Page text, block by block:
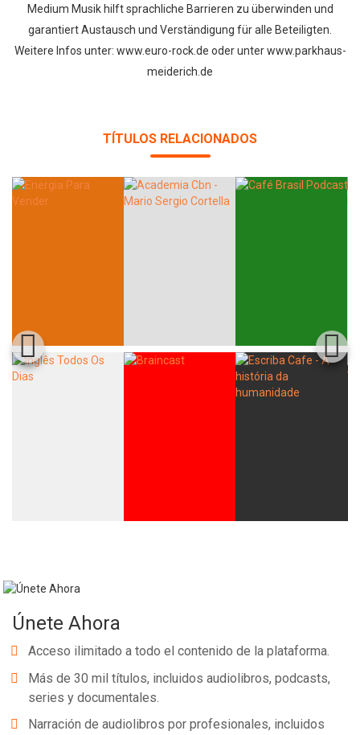
Medium Musik hilft sprachliche Barrieren zu überwinden und
garantiert Austausch und Verständigung für alle Beteiligten.
Weitere Infos unter: www.euro-rock.de oder unter www.parkhaus-
meiderich.de
TÍTULOS RELACIONADOS
Únete Ahora
Acceso ilimitado a todo el contenido de la plataforma.
Más de 30 mil títulos, incluidos audiolibros, podcasts,
series y documentales.
Narración de audiolibros por profesionales, incluidos